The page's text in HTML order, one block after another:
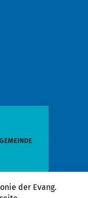
der Evang.